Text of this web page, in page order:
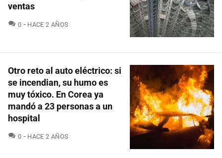
ventas
0 COMENTARIOS
HACE 2 AÑOS
Otro reto al auto eléctrico: si
se incendian, su humo es
muy tóxico. En Corea ya
mandó a 23 personas a un
hospital
0 COMENTARIOS
HACE 2 AÑOS